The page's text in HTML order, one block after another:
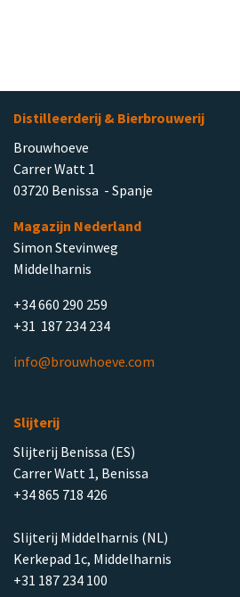
Distilleerderij & Bierbrouwerij
Brouwhoeve
Carrer Watt 1
03720 Benissa - Spanje
Magazijn Nederland
Simon Stevinweg
Middelharnis
+34 660 290 259
+31 187 234 234
info@brouwhoeve.com
Slijterij
Slijterij Benissa (ES)
Carrer Watt 1, Benissa
+34 865 718 426
Slijterij Middelharnis (NL)
Kerkepad 1c, Middelharnis
+31 187 234 100